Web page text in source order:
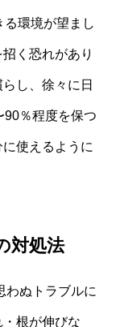
環境が望まし
く恐れがあり
し、徐々に日
90％程度を保つ
使えるように
対処法
わぬトラブルに
根が伸びな